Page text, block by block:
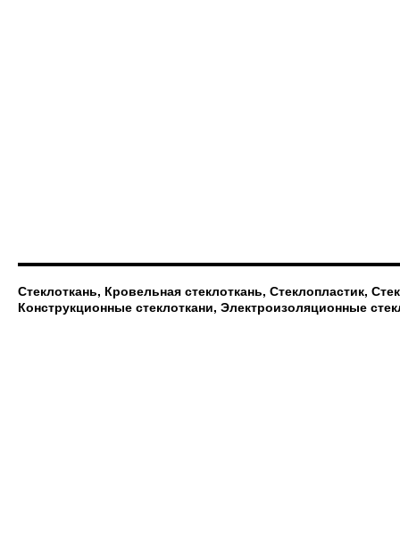
Стеклоткань, Кровельная стеклоткань, Стеклопластик,
Конструкционные стеклоткани, Электроизоляционные